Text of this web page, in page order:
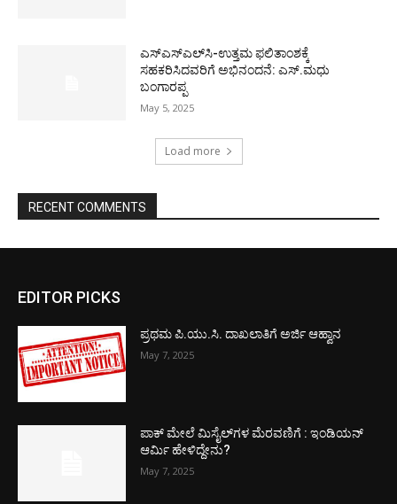
ಎಸ್‌ಎಸ್‌ಎಲ್‌ಸಿ-ಉತ್ತಮ ಫಲಿತಾಂಶಕ್ಕೆ
ಸಹಕರಿಸಿದವರಿಗೆ ಅಭಿನಂದನೆ: ಎಸ್.ಮಧು
ಬಂಗಾರಪ್ಪ
May 5, 2025
Load more
RECENT COMMENTS
EDITOR PICKS
ಪ್ರಥಮ ಪಿ.ಯು.ಸಿ. ದಾಖಲಾತಿಗೆ ಅರ್ಜಿ ಆಹ್ವಾನ
May 7, 2025
ಪಾಕ್​ ಮೇಲೆ ಮಿಸೈಲ್​ಗಳ ಮೆರವಣಿಗೆ : ಇಂಡಿಯನ್
ಆರ್ಮಿ ಹೇಳಿದ್ದೇನು?
May 7, 2025